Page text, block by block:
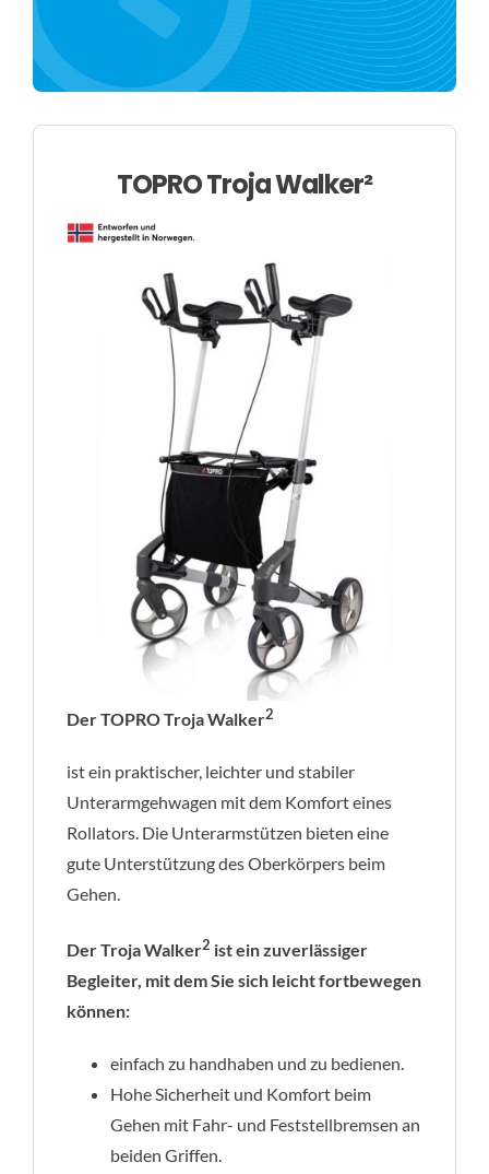
Über uns
TOPRO Troja Walker²
Der TOPRO Troja Walker2
ist ein praktischer, leichter und stabiler
Unterarmgehwagen mit dem Komfort eines
Rollators. Die Unterarmstützen bieten eine
gute Unterstützung des Oberkörpers beim
Gehen.
Der Troja Walker2 ist ein zuverlässiger
Begleiter, mit dem Sie sich leicht fortbewegen
können:
einfach zu handhaben und zu bedienen.
Hohe Sicherheit und Komfort beim
Gehen mit Fahr- und Feststellbremsen an
beiden Griffen.